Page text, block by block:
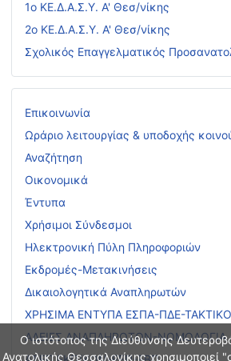
Ο ιστότοπος της Διεύθυνσης
Ανατολικής Θεσσαλονίκης χρησιμοποιεί
1ο ΚΕ.Δ.Α.Σ.Υ. Α' Θεσ/νίκης
2ο ΚΕ.Δ.Α.Σ.Υ. Α' Θεσ/νίκης
Σχολικός Επαγγελματικός
Επικοινωνία
Ωράριο λειτουργίας & υποδοχής
Αναζήτηση
Οικονομικά
Έντυπα
Χρήσιμοι Σύνδεσμοι
Ηλεκτρονική Πύλη Πληροφοριών
Εκδρομές-Μετακινήσεις
Δικαιολογητικά Αναπληρωτών
ΧΡΗΣΙΜΑ ΕΝΤΥΠΑ ΕΣΠΑ-ΠΔΕ-
ΑΔΕΙΕΣ ΑΝΑΠΛΗΡΩΤΩΝ-ΝΟΜΟΛΟΓΙΑ